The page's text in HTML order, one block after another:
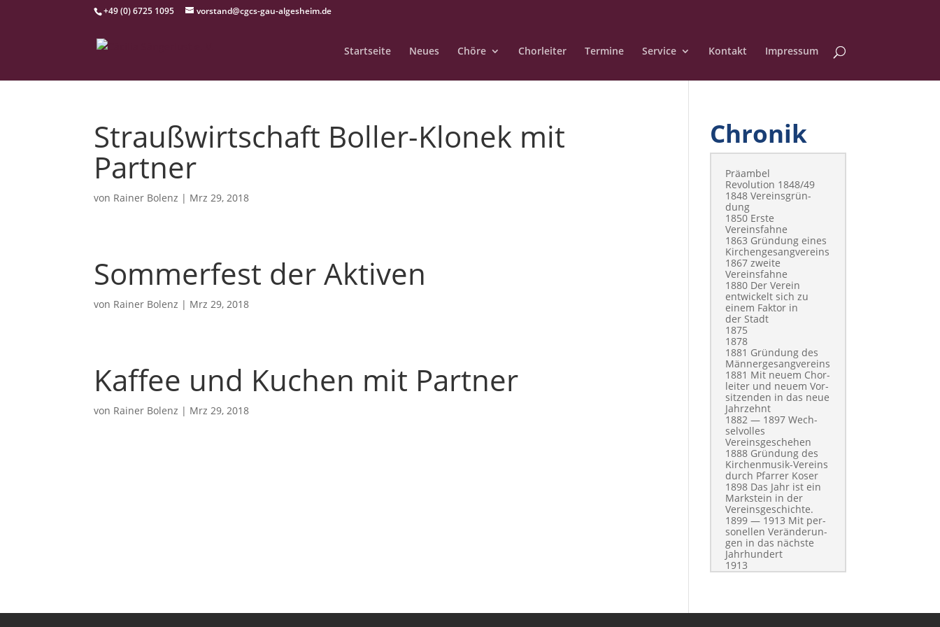
+49 (0) 6725 1095 vorstand@cgcs-gau-algesheim.de
Startseite Neues Chöre Chorleiter Termine Service Kontakt Impressum
Straußwirtschaft Boller-Klonek mit
Partner
von Rainer Bolenz | Mrz 29, 2018
Sommerfest der Aktiven
von Rainer Bolenz | Mrz 29, 2018
Kaffee und Kuchen mit Partner
von Rainer Bolenz | Mrz 29, 2018
Chronik
Präam­bel
Rev­o­lu­tion 1848/49
1848 Vere­ins­grün­
dung
1850 Erste
Vereinsfahne
1863 Grün­dung eines
Kirchengesangvereins
1867 zweite
Vereinsfahne
1880 Der Vere­in
entwick­elt sich zu
einem Fak­tor in
der Stadt
1875
1878
1881 Grün­dung des
Männergesangvereins
1881 Mit neuem Chor­
leit­er und neuem Vor­
sitzen­den in das neue
Jahrzehnt
1882 — 1897 Wech­
selvolles
Vereinsgeschehen
1888 Grün­dung des
Kirchen­musik-Vere­ins
durch Pfar­rer Koser
1898 Das Jahr ist ein
Mark­stein in der
Vereinsgeschichte.
1899 — 1913 Mit per­
son­ellen Verän­derun­
gen in das näch­ste
Jahrhundert
1913
1914 — 1924 Kriegs-
1920